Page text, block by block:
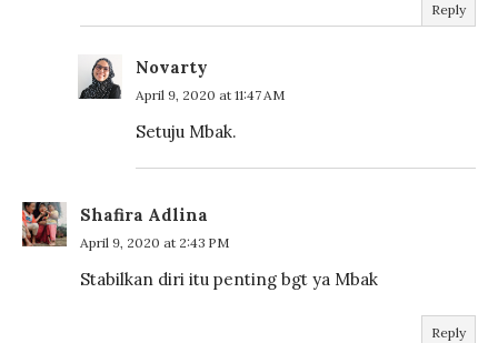
Reply
Novarty
April 9, 2020 at 11:47 AM
Setuju Mbak.
Shafira Adlina
April 9, 2020 at 2:43 PM
Stabilkan diri itu penting bgt ya Mbak
Reply